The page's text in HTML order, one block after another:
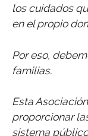
los cuidados
en el propio
Por eso,
familias.
Esta
proporcionar
sistema